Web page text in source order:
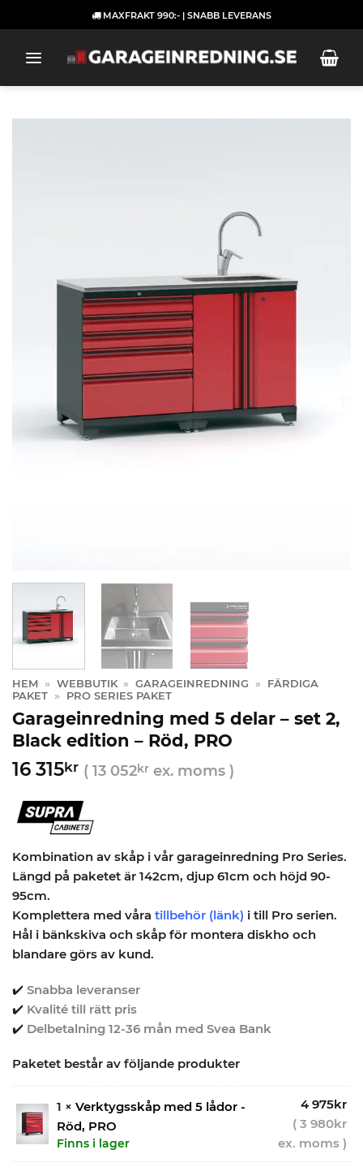
to
MAXFRAKT 990:- | SNABB LEVERANS
HEM » WEBBUTIK » GARAGEINREDNING »
FÄRDIGA
PAKET » PRO SERIES PAKET
Garageinredning med 5 delar – set 2,
Black edition – Röd, PRO
16 315kr ( 13 052kr ex. moms )
Kombination av skåp i vår garageinredning Pro Series.
Längd på paketet är 142cm, djup 61cm och höjd 90-
95cm.
Komplettera med våra tillbehör (länk) i till Pro serien.
Hål i bänkskiva och skåp för montera diskho och
blandare görs av kund.
✔️ Snabba leveranser
✔️ Kvalité till rätt pris
✔️ Delbetalning 12-36 mån med Svea Bank
Paketet består av följande produkter
1 × Verktygsskåp med 5 lådor -
Röd, PRO
Finns i lager
4 975kr
( 3 980kr
ex. moms )